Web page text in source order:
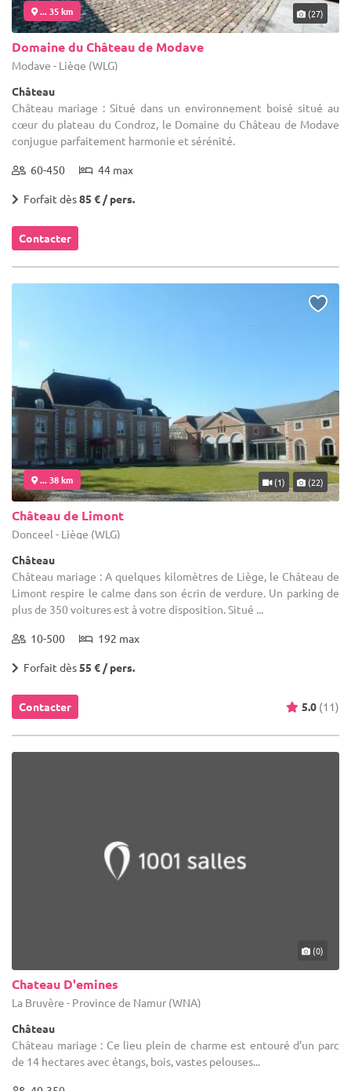
... 35 km (27)
Domaine du Château de Modave
Modave - Liège (WLG)
Château
Château mariage : Situé dans un environnement boisé situé au
cœur du plateau du Condroz, le Domaine du Château de Modave
conjugue parfaitement harmonie et sérénité.
60-450 44 max
Forfait dès85 € / pers.
Contacter
... 38 km (1) (22)
Château de Limont
Donceel - Liège (WLG)
Château
Château mariage : A quelques kilomètres de Liège, le Château de
Limont respire le calme dans son écrin de verdure. Un parking de
plus de 350 voitures est à votre disposition. Situé ...
10-500 192 max
Forfait dès55 € / pers.
Contacter 5.0 (11)
(0)
Chateau D'emines
La Bruyère - Province de Namur (WNA)
Château
Château mariage : Ce lieu plein de charme est entouré d'un parc
de 14 hectares avec étangs, bois, vastes pelouses...